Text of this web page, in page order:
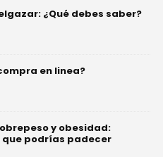
¿Qué debes saber?
en linea?
y obesidad:
podrías padecer